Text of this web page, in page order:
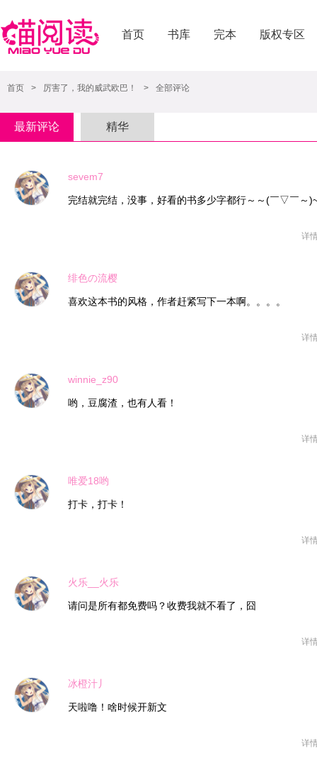
首页 书库 完本 版权专区
首页 > 厉害了，我的威武欧巴！ > 全部评论
最新评论 精华
sevem7
完结就完结，没事，好看的书多少字都行～～(￣▽￣～
详
绯色の流樱
喜欢这本书的风格，作者赶紧写下一本啊。。。。
详
winnie_z90
哟，豆腐渣，也有人看！
详
唯爱18哟
打卡，打卡！
详
火乐__火乐
请问是所有都免费吗？收费我就不看了，囧
详
冰橙汁丿
天啦噜！啥时候开新文
详